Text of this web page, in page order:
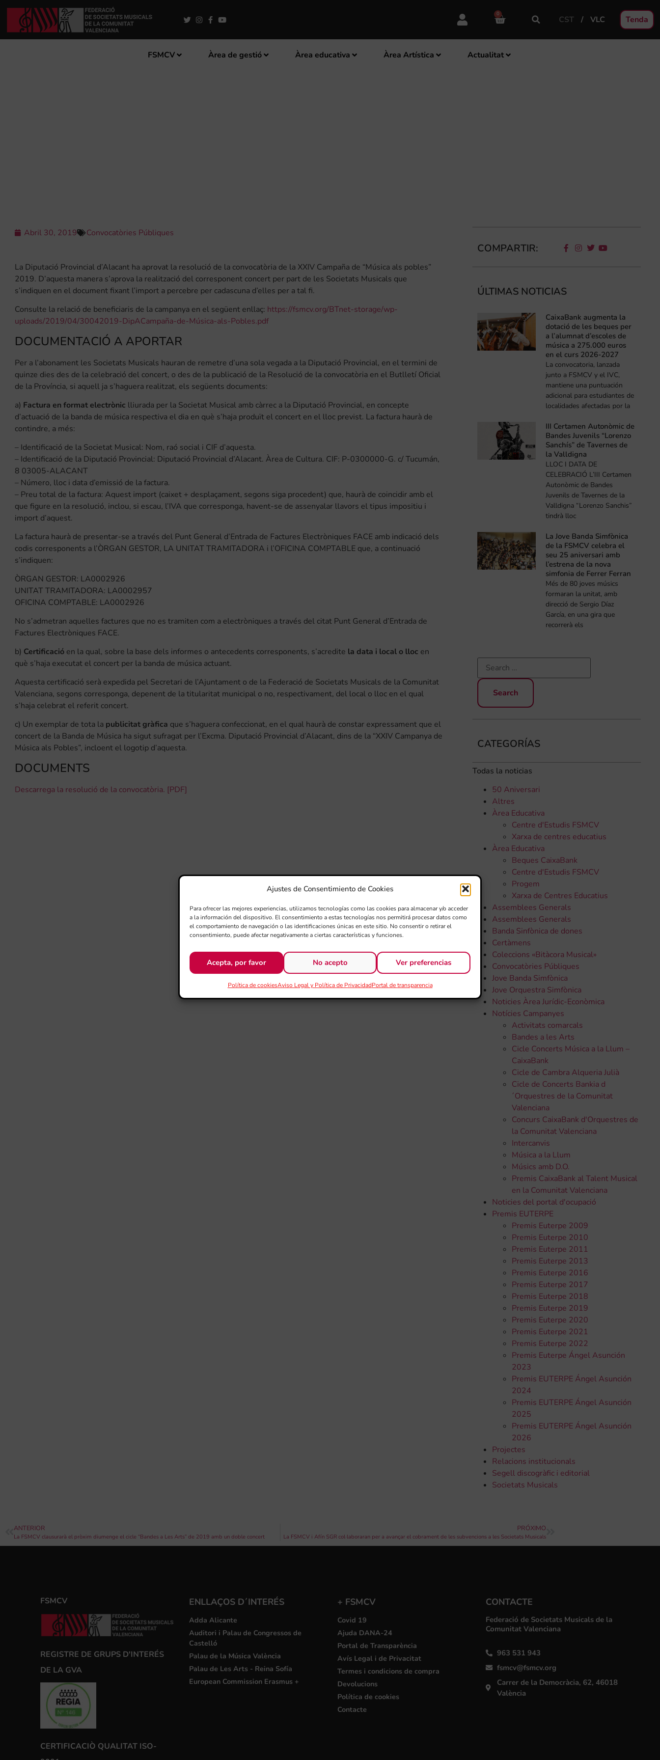
Ajustes de Consentimiento de Cookies
Para ofrecer las mejores experiencias, utilizamos tecnologías como las cookies para almacenar y/o acceder
a la información del dispositivo. El consentimiento a estas tecnologías nos permitirá procesar datos como
el comportamiento de navegación o las identificaciones únicas en este sitio. No consentir o retirar el
consentimiento, puede afectar negativamente a ciertas características y funciones.
Acepta, por favor No acepto Ver preferencias
Política de cookiesAviso Legal y Política de PrivacidadPortal de transparencia
0
CST VLC Tenda
FSMCV Àrea de gestió Àrea educativa Àrea Artística Actualitat
Abril 30, 2019 Convocatòries Públiques
La Diputació Provincial d’Alacant ha aprovat la resolució de la convocatòria de la XXIV Campaña de “Música als pobles”
2019. D’aquesta manera s’aprova la realització del corresponent concert per part de les Societats Musicals que
s’indiquen en el document fixant l’import a percebre per cadascuna d’elles per a tal fi.
Consulte la relació de beneficiaris de la campanya en el següent enllaç: https://fsmcv.org/BTnet-storage/wp-
uploads/2019/04/30042019-DipACampaña-de-Música-als-Pobles.pdf
DOCUMENTACIÓ A APORTAR
Per a l’abonament les Societats Musicals hauran de remetre d’una sola vegada a la Diputació Provincial, en el termini de
quinze dies des de la celebració del concert, o des de la publicació de la Resolució de la convocatòria en el Butlletí Oficial
de la Província, si aquell ja s’haguera realitzat, els següents documents:
a) Factura en format electrònic lliurada per la Societat Musical amb càrrec a la Diputació Provincial, en concepte
d’actuació de la banda de música respectiva el dia en què s’haja produït el concert en el lloc previst. La factura haurà de
contindre, a més:
– Identificació de la Societat Musical: Nom, raó social i CIF d’aquesta.
– Identificació de la Diputació Provincial: Diputació Provincial d’Alacant. Àrea de Cultura. CIF: P-0300000-G. c/ Tucumán,
8 03005-ALACANT
– Número, lloc i data d’emissió de la factura.
– Preu total de la factura: Aquest import (caixet + desplaçament, segons siga procedent) que, haurà de coincidir amb el
que figure en la resolució, inclou, si escau, l’IVA que corresponga, havent-se de assenyalar llavors el tipus impositiu i
import d’aquest.
La factura haurà de presentar-se a través del Punt General d’Entrada de Factures Electròniques FACE amb indicació dels
codis corresponents a l’ÒRGAN GESTOR, LA UNITAT TRAMITADORA i l’OFICINA COMPTABLE que, a continuació
s’indiquen:
ÒRGAN GESTOR: LA0002926
UNITAT TRAMITADORA: LA0002957
OFICINA COMPTABLE: LA0002926
No s’admetran aquelles factures que no es tramiten com a electròniques a través del citat Punt General d’Entrada de
Factures Electròniques FACE.
b) Certificació en la qual, sobre la base dels informes o antecedents corresponents, s’acredite la data i local o lloc en
què s’haja executat el concert per la banda de música actuant.
Aquesta certificació serà expedida pel Secretari de l’Ajuntament o de la Federació de Societats Musicals de la Comunitat
Valenciana, segons corresponga, depenent de la titularitat municipal o no, respectivament, del local o lloc en el qual
s’haja celebrat el referit concert.
c) Un exemplar de tota la publicitat gràfica que s’haguera confeccionat, en el qual haurà de constar expressament que el
concert de la Banda de Música ha sigut sufragat per l’Excma. Diputació Provincial d’Alacant, dins de la “XXIV Campanya de
Música als Pobles”, incloent el logotip d’aquesta.
DOCUMENTS
Descarrega la resolució de la convocatòria. [PDF]
COMPARTIR:
ÚLTIMAS NOTICIAS
CaixaBank augmenta la
dotació de les beques per
a l’alumnat d’escoles de
música a 275.000 euros
en el curs 2026-2027
La convocatoria, lanzada
junto a FSMCV y el IVC,
mantiene una puntuación
adicional para estudiantes de
localidades afectadas por la
III Certamen Autonòmic de
Bandes Juvenils “Lorenzo
Sanchís” de Tavernes de
la Valldigna
LLOC I DATA DE
CELEBRACIÓ L’III Certamen
Autonòmic de Bandes
Juvenils de Tavernes de la
Valldigna “Lorenzo Sanchis”
tindrà lloc
La Jove Banda Simfònica
de la FSMCV celebra el
seu 25 aniversari amb
l’estrena de la nova
simfonia de Ferrer Ferran
Més de 80 joves músics
formaran la unitat, amb
direcció de Sergio Díaz
García, en una gira que
recorrerà els
CATEGORÍAS
Todas la noticias
50 Aniversari
Altres
Àrea Educativa
Centre d'Estudis FSMCV
Xarxa de centres educatius
Àrea Educativa
Beques CaixaBank
Centre d'Estudis FSMCV
Progem
Xarxa de Centres Educatius
Assemblees Generals
Assemblees Generals
Banda Sinfònica de dones
Certàmens
Coleccions «Bitàcora Musical»
Convocatòries Públiques
Jove Banda Simfònica
Jove Orquestra Simfònica
Noticies Àrea Jurídic-Econòmica
Notícies Campanyes
Activitats comarcals
Bandes a les Arts
Cicle Concerts Música a la Llum –
CaixaBank
Cicle de Cambra Alqueria Julià
Cicle de Concerts Bankia d
´Orquestres de la Comunitat
Valenciana
Concurs CaixaBank d'Orquestres de
la Comunitat Valenciana
Intercanvis
Música a la Llum
Músics amb D.O.
Premis CaixaBank al Talent Musical
en la Comunitat Valenciana
Noticies del portal d'ocupació
Premis EUTERPE
Premis Euterpe 2009
Premis Euterpe 2010
Premis Euterpe 2011
Premis Euterpe 2013
Premis Euterpe 2016
Premis Euterpe 2017
Premis Euterpe 2018
Premis Euterpe 2019
Premis Euterpe 2020
Premis Euterpe 2021
Premis Euterpe 2022
Premis Euterpe Ángel Asunción
2023
Premis EUTERPE Ángel Asunción
2024
Premis EUTERPE Ángel Asunción
2025
Premis EUTERPE Ángel Asunción
2026
Projectes
Relacions institucionals
Segell discogràfic i editorial
Societats Musicals
ANTERIOR
La FSMCV clausurarà el pròxim diumenge el cicle “Bandes a Les Arts” de 2019 amb un doble concert
PRÓXIMO
La FSMCV i Afín SGR col·laboraran per a avançar el cobrament de les subvencions a les Societats Musicals
FSMCV
REGISTRE DE GRUPS D'INTERÉS
DE LA GVA
CERTIFICACIÒ QUALITAT ISO-
ENLLAÇOS D´INTERÉS
Adda Alicante
Auditori i Palau de Congressos de
Castelló
Palau de la Música València
Palau de Les Arts - Reina Sofía
European Commission Erasmus +
+ FSMCV
Covid 19
Ajuda DANA-24
Portal de Transparència
Avís Legal i de Privacitat
Termes i condicions de compra
Devolucions
Política de cookies
Contacte
CONTACTE
Federació de Societats Musicals de la
Comunitat Valenciana
963 531 943
fsmcv@fsmcv.org
Carrer de la Democràcia, 62, 46018
València